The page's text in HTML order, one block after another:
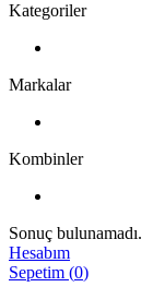
Kategoriler
Markalar
Kombinler
Sonuç bulunamadı.
Hesabım
Sepetim (0)